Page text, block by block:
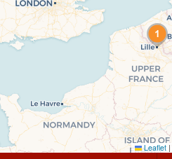
Leaflet |